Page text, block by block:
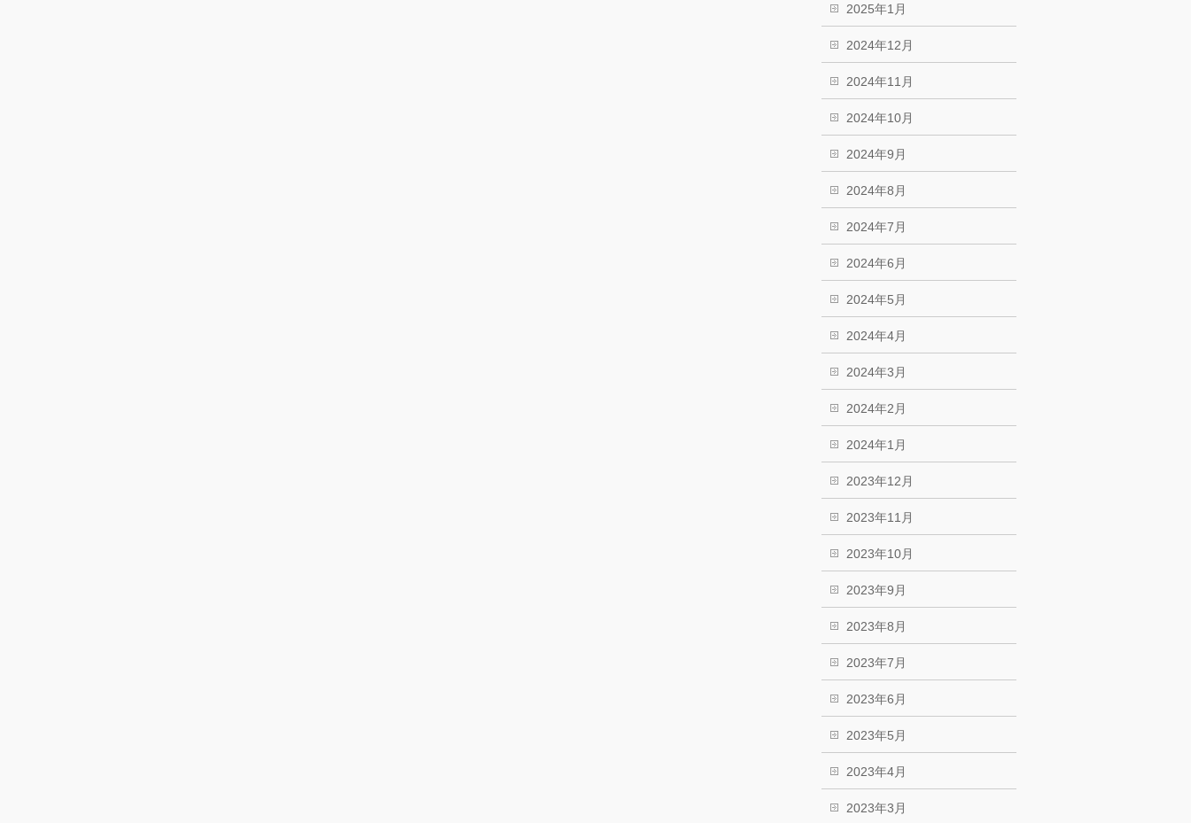
2025年1月
2024年12月
2024年11月
2024年10月
2024年9月
2024年8月
2024年7月
2024年6月
2024年5月
2024年4月
2024年3月
2024年2月
2024年1月
2023年12月
2023年11月
2023年10月
2023年9月
2023年8月
2023年7月
2023年6月
2023年5月
2023年4月
2023年3月